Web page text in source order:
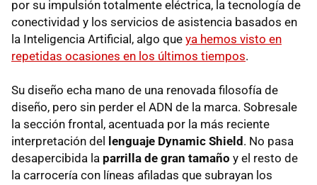
por su impulsión totalmente eléctrica, la tecnología de
conectividad y los servicios de asistencia basados en
la Inteligencia Artificial, algo que ya hemos visto en
repetidas ocasiones en los últimos tiempos.
Su diseño echa mano de una renovada filosofía de
diseño, pero sin perder el ADN de la marca. Sobresale
la sección frontal, acentuada por la más reciente
interpretación del lenguaje Dynamic Shield. No pasa
desapercibida la parrilla de gran tamaño y el resto de
la carrocería con líneas afiladas que subrayan los